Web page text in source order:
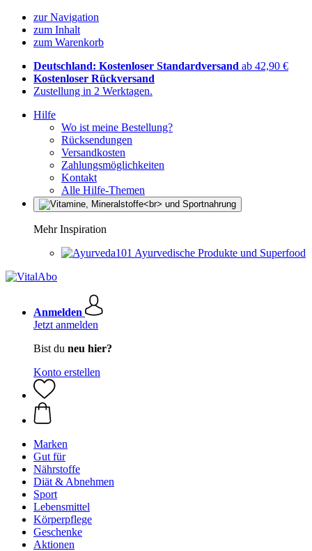
zur Navigation
zum Inhalt
zum Warenkorb
Deutschland: Kostenloser Standardversand ab 42,90 €
Kostenloser Rückversand
Zustellung in 2 Werktagen.
Hilfe
Wo ist meine Bestellung?
Rücksendungen
Versandkosten
Zahlungsmöglichkeiten
Kontakt
Alle Hilfe-Themen
Mehr Inspiration
Ayurvedische Produkte und Superfood
Anmelden
Jetzt anmelden
Bist du neu hier?
Konto erstellen
Marken
Gut für
Nährstoffe
Diät & Abnehmen
Sport
Lebensmittel
Körperpflege
Geschenke
Aktionen